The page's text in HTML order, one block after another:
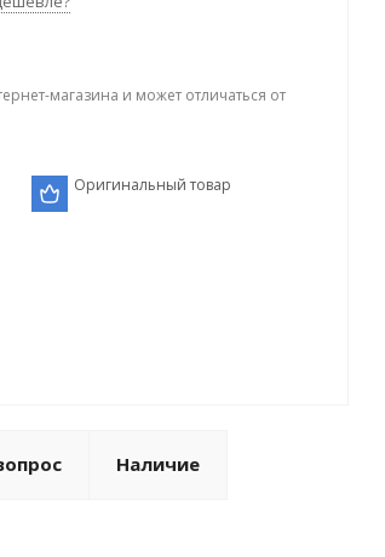
магазина и может отличаться от
Оригинальный товар
Наличие